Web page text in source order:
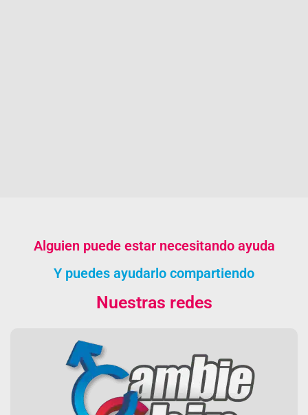
Alguien puede estar necesitando ayuda
Y puedes ayudarlo compartiendo
Nuestras redes